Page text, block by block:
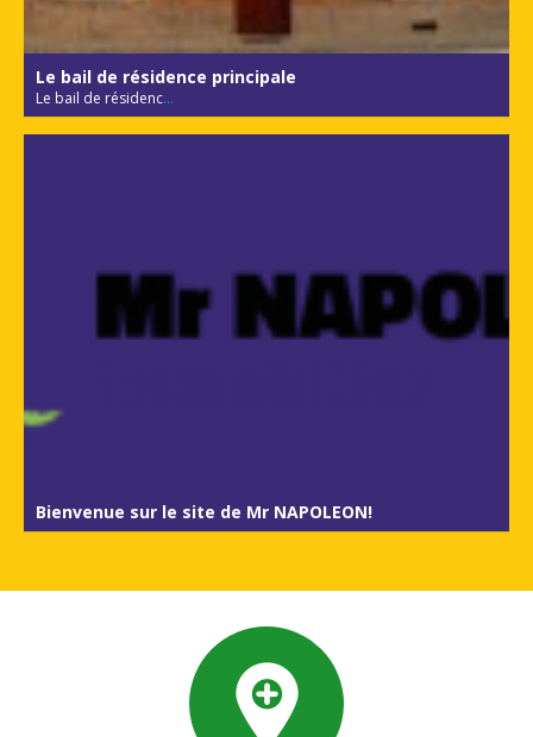
Le bail de résidence principale
Le bail de résidenc...
Bienvenue sur le site de Mr NAPOLEON!